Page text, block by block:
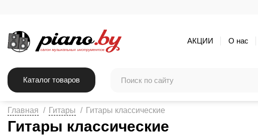
АКЦИИ О нас
Каталог товаров
Главная Гитары Гитары классические
Гитары классические